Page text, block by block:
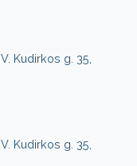
, V. Kudirkos g. 35,
, V. Kudirkos g. 35,